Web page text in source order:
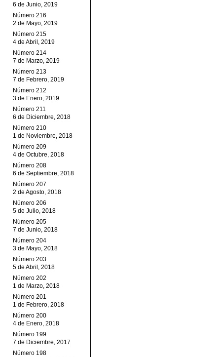
6 de Junio, 2019
Número 216
2 de Mayo, 2019
Número 215
4 de Abril, 2019
Número 214
7 de Marzo, 2019
Número 213
7 de Febrero, 2019
Número 212
3 de Enero, 2019
Número 211
6 de Diciembre, 2018
Número 210
1 de Noviembre, 2018
Número 209
4 de Octubre, 2018
Número 208
6 de Septiembre, 2018
Número 207
2 de Agosto, 2018
Número 206
5 de Julio, 2018
Número 205
7 de Junio, 2018
Número 204
3 de Mayo, 2018
Número 203
5 de Abril, 2018
Número 202
1 de Marzo, 2018
Número 201
1 de Febrero, 2018
Número 200
4 de Enero, 2018
Número 199
7 de Diciembre, 2017
Número 198